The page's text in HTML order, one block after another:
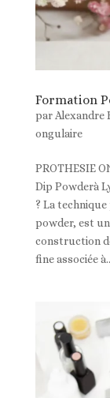
Formation
par Alexandre
ongulaire
PROTHESIE
Dip Powderà
? La
powder, est
construction
fine associée